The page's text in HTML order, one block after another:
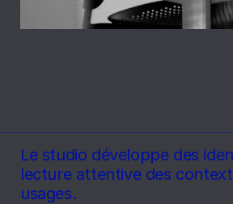
Le studio développe des
lecture attentive des
usages.